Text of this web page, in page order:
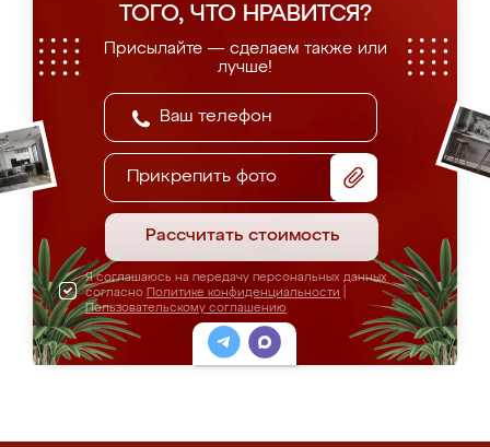
ТОГО, ЧТО НРАВИТСЯ?
Присылайте — сделаем также или
лучше!
Прикрепить фото
Рассчитать стоимость
Я соглашаюсь на передачу персональных данных
согласно Политике конфиденциальности
Пользовательскому соглашению